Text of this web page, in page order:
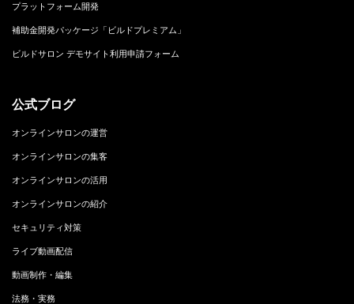
プラットフォーム開発
補助金開発パッケージ「ビルドプレミアム」
ビルドサロン デモサイト利用申請フォーム
公式ブログ
オンラインサロンの運営
オンラインサロンの集客
オンラインサロンの活用
オンラインサロンの紹介
セキュリティ対策
ライブ動画配信
動画制作・編集
法務・実務